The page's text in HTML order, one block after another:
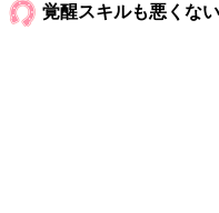
覚醒スキルも悪くない